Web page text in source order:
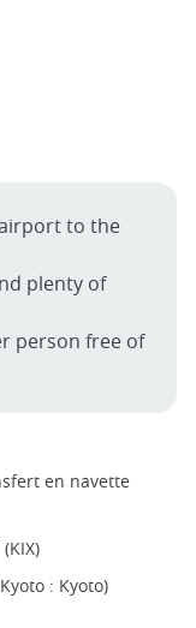
to the
plenty of
person free of
en navette
: Kyoto)